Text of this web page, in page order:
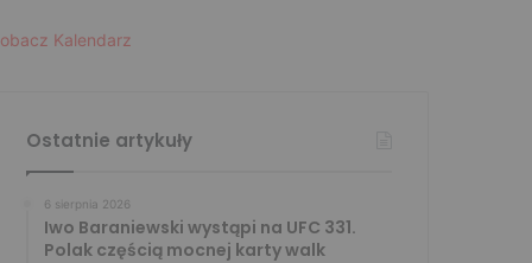
Kalendarz
Ostatnie artykuły
6 sierpnia 2026
Iwo Baraniewski wystąpi na UFC 331.
Polak częścią mocnej karty walk